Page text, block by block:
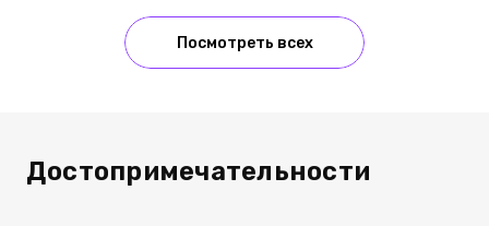
Посмотреть всех
Достопримечательности